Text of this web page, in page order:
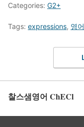
Categories: G2+
Tags: expressions, 영
찰스샘영어 ChECl